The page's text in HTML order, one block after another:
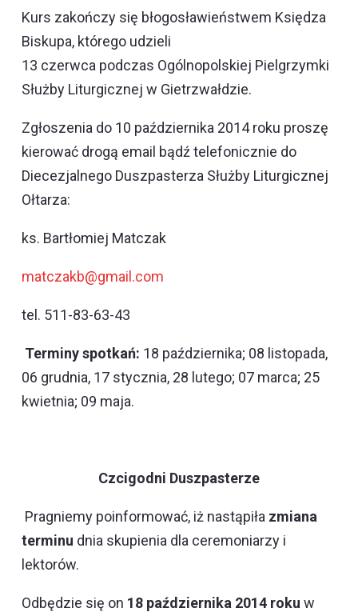
Kurs zakończy się błogosławieństwem Księdza
Biskupa, którego udzieli
13 czerwca podczas Ogólnopolskiej Pielgrzymki
Służby Liturgicznej w Gietrzwałdzie.
Zgłoszenia do 10 października 2014 roku proszę
kierować drogą email bądź telefonicznie do
Diecezjalnego Duszpasterza Służby Liturgicznej
Ołtarza:
ks. Bartłomiej Matczak
matczakb@gmail.com
tel. 511-83-63-43
Terminy spotkań: 18 października; 08 listopada,
06 grudnia, 17 stycznia, 28 lutego; 07 marca; 25
kwietnia; 09 maja.
Czcigodni Duszpasterze
Pragniemy poinformować, iż nastąpiła zmiana
terminu dnia skupienia dla ceremoniarzy i
lektorów.
Odbędzie się on 18 października 2014 roku w